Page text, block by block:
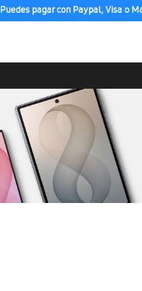
Puedes pagar con Paypal, Visa o